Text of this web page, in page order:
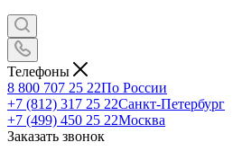
Телефоны
8 800 707 25 22По России
+7 (812) 317 25 22Санкт-Петербург
+7 (499) 450 25 22Москва
Заказать звонок